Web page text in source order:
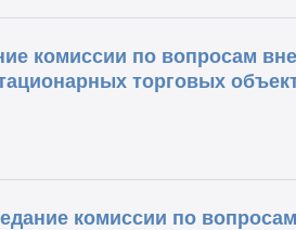
комиссии по вопросам
торговых
комиссии по вопросам